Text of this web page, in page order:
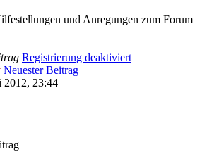
und Anregungen zum Forum
Registrierung deaktiviert
Neuester Beitrag
23:44